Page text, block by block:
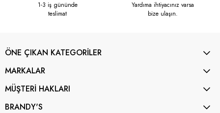
1-3 iş gününde
teslimat
Yardıma ihtiyacınız varsa
bize ulaşın.
ÖNE ÇIKAN KATEGORİLER
MARKALAR
MÜŞTERİ HAKLARI
BRANDY'S